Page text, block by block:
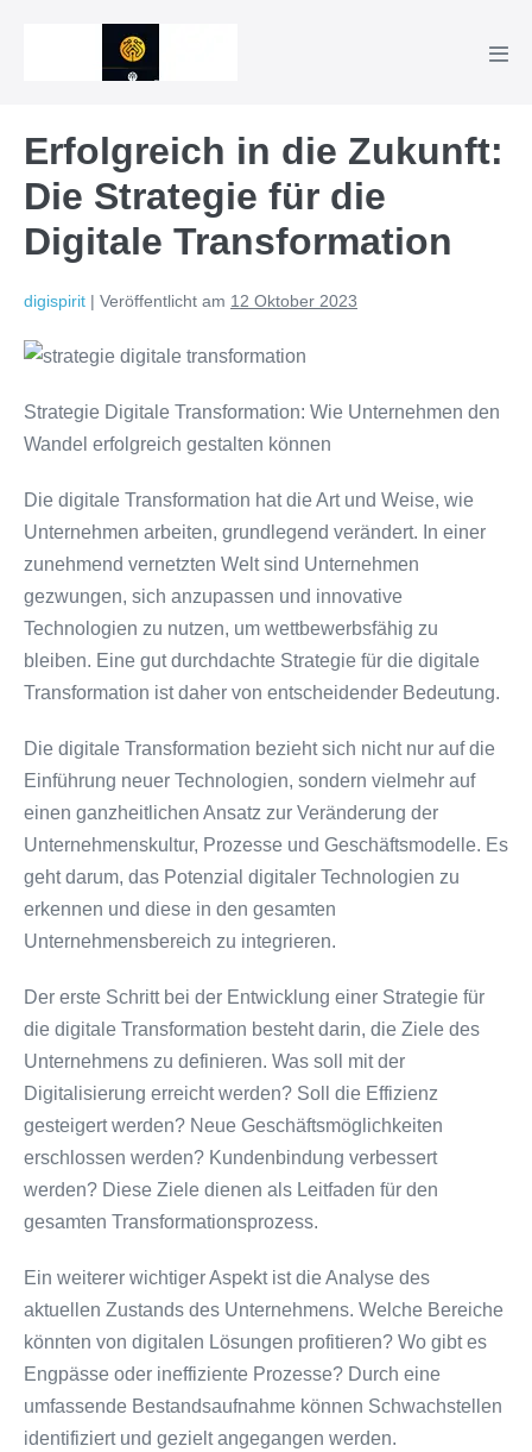
Erfolgreich in die Zukunft:
Die Strategie für die
Digitale Transformation
digispirit | Veröffentlicht am 12 Oktober 2023
Strategie Digitale Transformation: Wie Unternehmen den
Wandel erfolgreich gestalten können
Die digitale Transformation hat die Art und Weise, wie
Unternehmen arbeiten, grundlegend verändert. In einer
zunehmend vernetzten Welt sind Unternehmen
gezwungen, sich anzupassen und innovative
Technologien zu nutzen, um wettbewerbsfähig zu
bleiben. Eine gut durchdachte Strategie für die digitale
Transformation ist daher von entscheidender Bedeutung.
Die digitale Transformation bezieht sich nicht nur auf die
Einführung neuer Technologien, sondern vielmehr auf
einen ganzheitlichen Ansatz zur Veränderung der
Unternehmenskultur, Prozesse und Geschäftsmodelle. Es
geht darum, das Potenzial digitaler Technologien zu
erkennen und diese in den gesamten
Unternehmensbereich zu integrieren.
Der erste Schritt bei der Entwicklung einer Strategie für
die digitale Transformation besteht darin, die Ziele des
Unternehmens zu definieren. Was soll mit der
Digitalisierung erreicht werden? Soll die Effizienz
gesteigert werden? Neue Geschäftsmöglichkeiten
erschlossen werden? Kundenbindung verbessert
werden? Diese Ziele dienen als Leitfaden für den
gesamten Transformationsprozess.
Ein weiterer wichtiger Aspekt ist die Analyse des
aktuellen Zustands des Unternehmens. Welche Bereiche
könnten von digitalen Lösungen profitieren? Wo gibt es
Engpässe oder ineffiziente Prozesse? Durch eine
umfassende Bestandsaufnahme können Schwachstellen
identifiziert und gezielt angegangen werden.